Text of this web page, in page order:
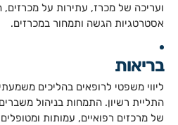
ועריכה של מכרז, עתירות על מכרזים,
אסטרטגיות הגשה ותמחור במכרזים.
בריאות
ליווי משפטי לרופאים בהליכים
התליית רשיון. התמחות בניהול
של מרכזים רפואיים, עמותות